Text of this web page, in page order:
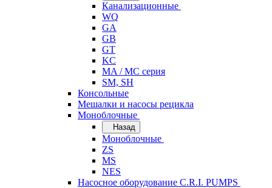
Канализационные
WQ
GA
GB
GT
KC
MA / MC серия
SM, SH
Консольные
Мешалки и насосы рецикла
Моноблочные
Назад
Моноблочные
ZS
MS
NES
Насосное оборудование C.R.I. PUMPS